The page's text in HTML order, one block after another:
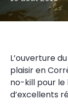
L’ouverture
plaisir en
no-kill pour le
d’excellents